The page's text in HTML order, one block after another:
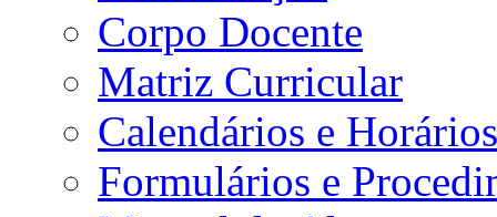
Corpo Docente
Matriz Curricular
Calendários e Horários
Formulários e